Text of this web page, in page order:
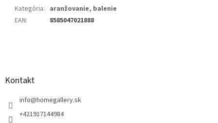
Kategória: aranžovanie, balenie
EAN: 8585047021888
Kontakt
info@homegallery.sk
+421917144984